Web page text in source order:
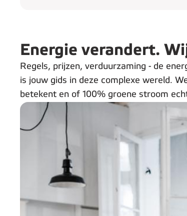
Energie verandert.
Regels, prijzen, verduurzaming - de
is jouw gids in deze complexe wereld.
betekent en of 100% groene stroom